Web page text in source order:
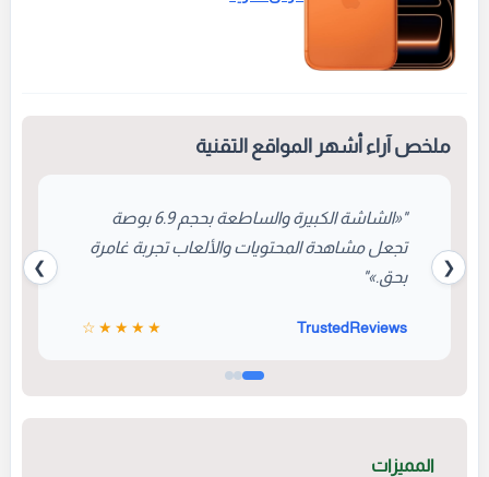
عشاق المحتوى الاحترافي.
ملخص آراء أشهر المواقع التقنية
❮
"«الشاشة الكبيرة والساطعة بحجم 6.9 بوصة
تجعل مشاهدة المحتويات والألعاب تجربة غامرة
بحق.»"
TrustedReviews
★★★★☆
❯
المميزات